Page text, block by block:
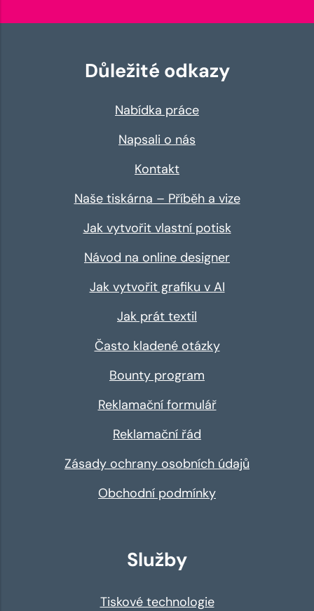
Důležité odkazy
Nabídka práce
Napsali o nás
Kontakt
Naše tiskárna – Příběh a vize
Jak vytvořit vlastní potisk
Návod na online designer
Jak vytvořit grafiku v AI
Jak prát textil
Často kladené otázky
Bounty program
Reklamační formulář
Reklamační řád
Zásady ochrany osobních údajů
Obchodní podmínky
Služby
Tiskové technologie